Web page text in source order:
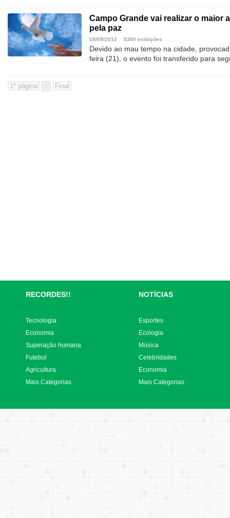
Campo Grande vai realizar o maior
pela paz
18/09/2012 5380 exibições
Devido ao mau tempo na cidade,
feira (21), o evento foi transferido para
RECORDES!! NOTÍCIAS
Tecnologia
Economia
Superação humana
Futebol
Agricultura
Mais Categorias
Esportes
Ecologia
Música
Celebridades
Economia
Mais Categorias